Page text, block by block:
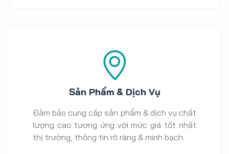
Sản Phẩm & Dịch Vụ
Đảm bảo cung cấp sản phẩm & dịch vụ chất
lượng cao tương ứng với mức giá tốt nhất
thị trường, thông tin rõ ràng & minh bạch.